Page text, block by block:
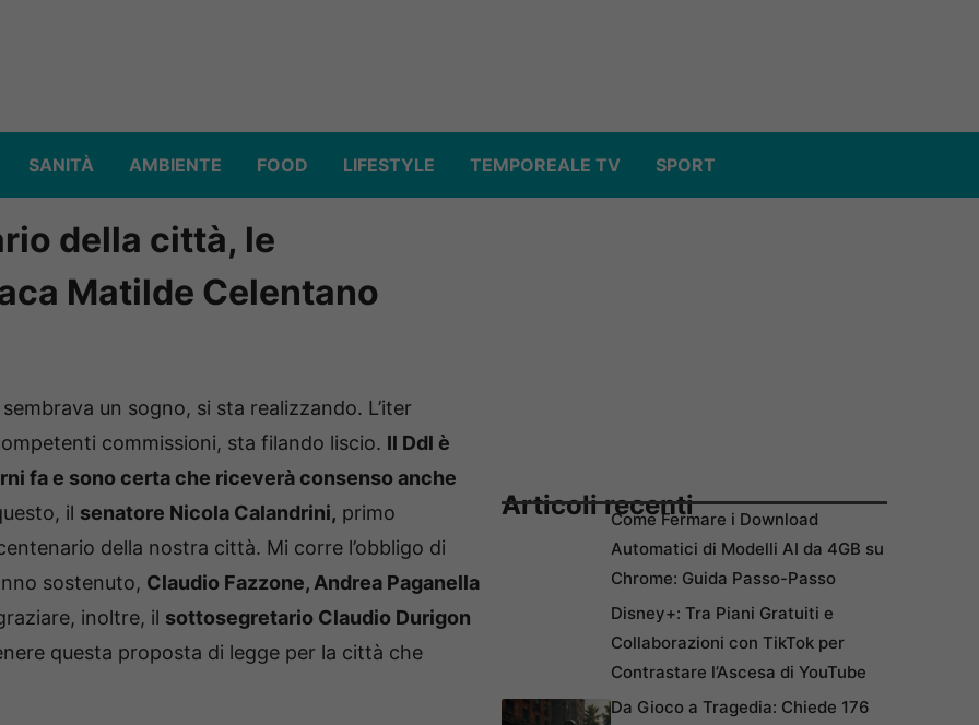
SANITÀ AMBIENTE FOOD LIFESTYLE TEMPOREALE TV SPORT
della città, le
Matilde Celentano
un sogno, si sta realizzando. L’iter
commissioni, sta filando liscio. Il Ddl è
fa e sono certa che riceverà consenso anche
il senatore Nicola Calandrini, primo
della nostra città. Mi corre l’obbligo di
sostenuto, Claudio Fazzone, Andrea Paganella
inoltre, il sottosegretario Claudio Durigon
questa proposta di legge per la città che
Articoli recentiCome Fermare i Download
Automatici di Modelli AI da 4GB su
Chrome: Guida Passo-Passo
Disney+: Tra Piani Gratuiti e
Collaborazioni con TikTok per
Contrastare l’Ascesa di YouTube
Da Gioco a Tragedia: Chiede 176